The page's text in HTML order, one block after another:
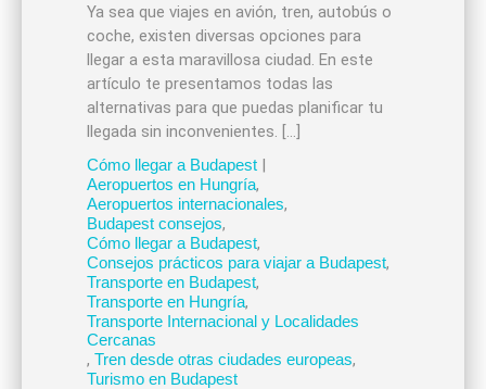
Ya sea que viajes en avión, tren, autobús o
coche, existen diversas opciones para
llegar a esta maravillosa ciudad. En este
artículo te presentamos todas las
alternativas para que puedas planificar tu
llegada sin inconvenientes. […]
Cómo llegar a Budapest|
Aeropuertos en Hungría,
Aeropuertos internacionales,
Budapest consejos,
Cómo llegar a Budapest,
Consejos prácticos para viajar a Budapest,
Transporte en Budapest,
Transporte en Hungría,
Transporte Internacional y Localidades
Cercanas
, Tren desde otras ciudades europeas,
Turismo en Budapest